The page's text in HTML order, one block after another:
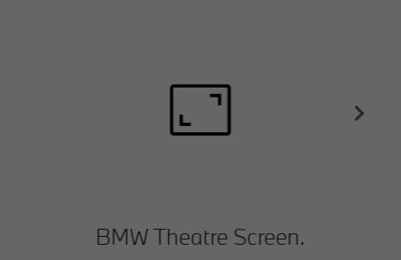
BMW Theatre Screen.